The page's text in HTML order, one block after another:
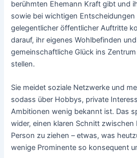
berühmten Ehemann Kraft gibt und
sowie bei wichtigen Entscheidungen
gelegentlicher öffentlicher Auftritte
darauf, ihr eigenes Wohlbefinden
gemeinschaftliche Glück ins
stellen.
Sie meidet soziale Netzwerke und
sodass über Hobbys, private
Ambitionen wenig bekannt ist. Das
wider, einen klaren Schnitt
Person zu ziehen – etwas, was
wenige Prominente so konsequent